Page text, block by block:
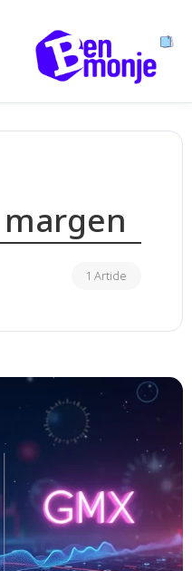
1 Article